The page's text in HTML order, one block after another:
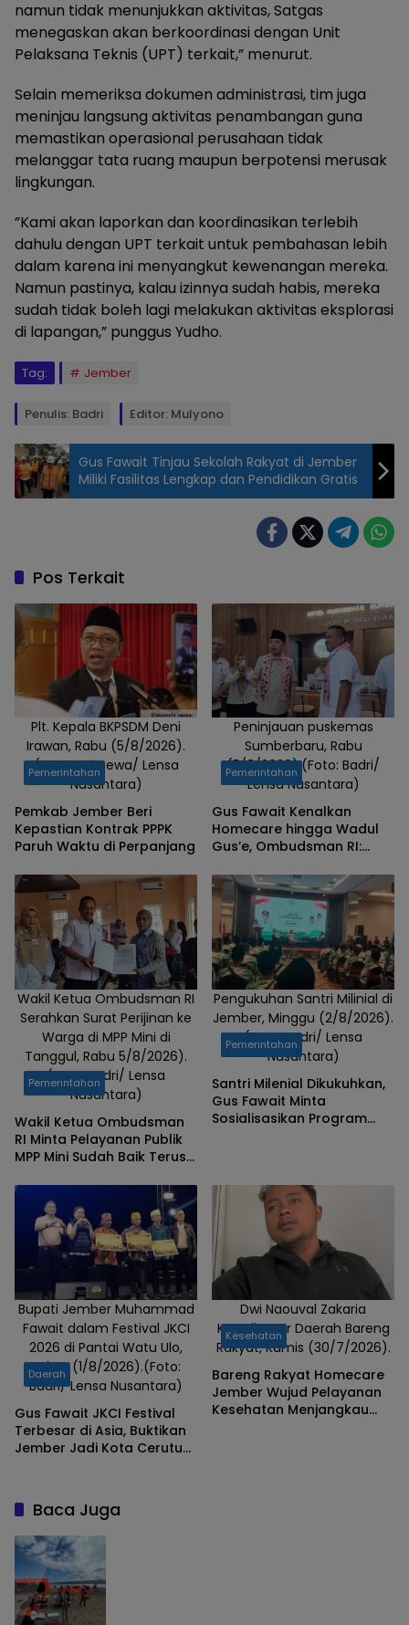
namun tidak menunjukkan aktivitas, Satgas
menegaskan akan berkoordinasi dengan Unit
Pelaksana Teknis (UPT) terkait,” menurut.
Selain memeriksa dokumen administrasi, tim juga
meninjau langsung aktivitas penambangan guna
memastikan operasional perusahaan tidak
melanggar tata ruang maupun berpotensi merusak
lingkungan.
​”Kami akan laporkan dan koordinasikan terlebih
dahulu dengan UPT terkait untuk pembahasan lebih
dalam karena ini menyangkut kewenangan mereka.
Namun pastinya, kalau izinnya sudah habis, mereka
sudah tidak boleh lagi melakukan aktivitas eksplorasi
di lapangan,” punggus Yudho.
Tag: Jember
Penulis: Badri Editor: Mulyono
Ruang Sidak
Gunung
Sadeng
Puger, Kamis
(9/7/2026).
(Foto: Badri/
Lensa
Nusantara)
Gus Fawait Tinjau Sekolah Rakyat di Jember
Miliki Fasilitas Lengkap dan Pendidikan Gratis
Pos Terkait
Plt. Kepala BKPSDM Deni
Irawan, Rabu (5/8/2026).
(Foto: Istimewa/ Lensa
Nusantara)
Pemerintahan
Pemkab Jember Beri
Kepastian Kontrak PPPK
Paruh Waktu di Perpanjang
Peninjauan puskemas
Sumberbaru, Rabu
(5/8/2026).(Foto: Badri/
Lensa Nusantara)
Pemerintahan
Gus Fawait Kenalkan
Homecare hingga Wadul
Gus’e, Ombudsman RI:
Layanan Kualitas
Wakil Ketua Ombudsman RI
Serahkan Surat Perijinan ke
Warga di MPP Mini di
Tanggul, Rabu 5/8/2026).
(Foto: Badri/ Lensa
Nusantara)
Pemerintahan
Wakil Ketua Ombudsman
RI Minta Pelayanan Publik
MPP Mini Sudah Baik Terus
Pengukuhan Santri Milinial di
Jember, Minggu (2/8/2026).
(Foto: Badri/ Lensa
Nusantara)
Pemerintahan
Santri Milenial Dikukuhkan,
Gus Fawait Minta
Sosialisasikan Program
Bupati Jember Muhammad
Fawait dalam Festival JKCI
2026 di Pantai Watu Ulo,
Sabtu (1/8/2026).(Foto:
Badri/ Lensa Nusantara)
Daerah
Gus Fawait JKCI Festival
Terbesar di Asia, Buktikan
Jember Jadi Kota Cerutu
Dwi Naouval Zakaria
Koordinator Daerah Bareng
Rakyat, Kamis (30/7/2026).
Kesehatan
Bareng Rakyat Homecare
Jember Wujud Pelayanan
Kesehatan Menjangkau
Baca Juga